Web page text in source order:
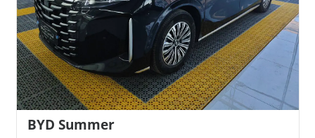
BYD Summer